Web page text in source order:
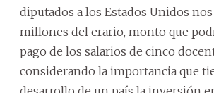
diputados a los Estados Unidos
millones del erario, monto que
pago de los salarios de cinco
considerando la importancia que